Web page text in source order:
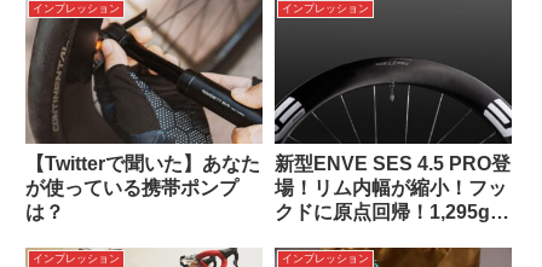
インプレッション
【Twitterで聞いた】あなた
が使っている携帯ポンプ
は？
インプレッション
新型ENVE SES 4.5 PRO登
場！リム内幅が縮小！フッ
クドに原点回帰！1,295g軽
インプレッション インプレッション